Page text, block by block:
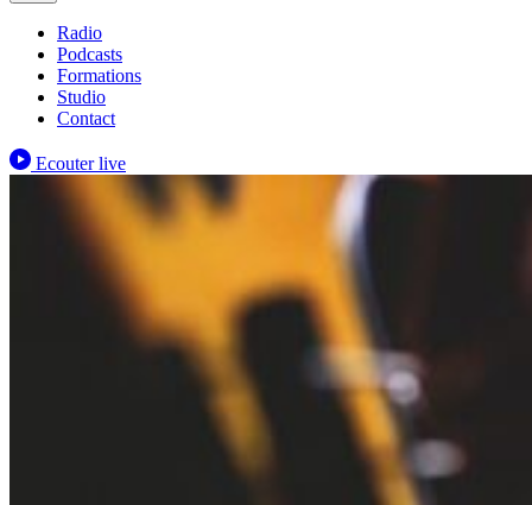
Radio
Podcasts
Formations
Studio
Contact
Ecouter live